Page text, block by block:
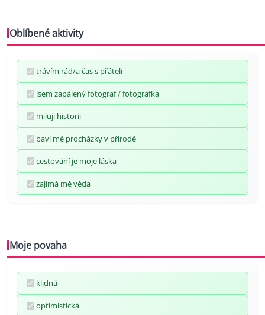
Oblíbené aktivity
trávím rád/a čas s přáteli
jsem zapálený fotograf / fotografka
miluji historii
baví mě procházky v přírodě
cestování je moje láska
zajímá mě věda
Moje povaha
klidná
optimistická